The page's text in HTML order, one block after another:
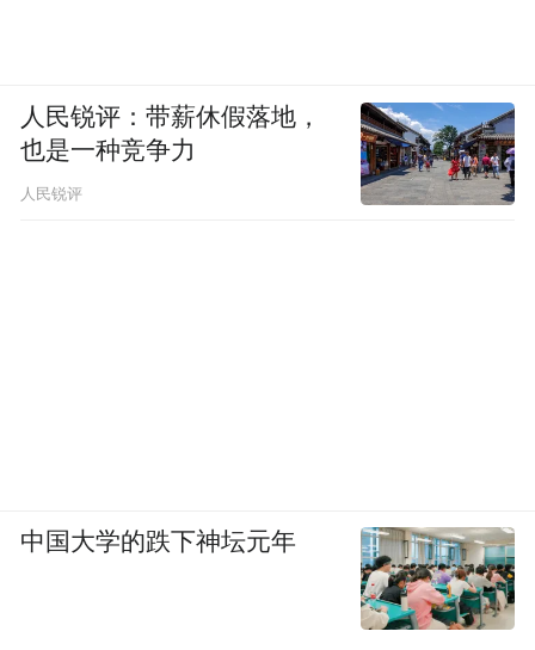
人民锐评：带薪休假落地，
也是一种竞争力
人民锐评
中国大学的跌下神坛元年